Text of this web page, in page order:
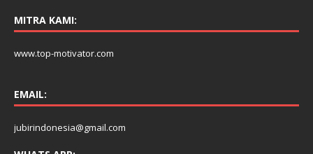
MITRA KAMI:
www.top-motivator.com
EMAIL:
jubirindonesia@gmail.com